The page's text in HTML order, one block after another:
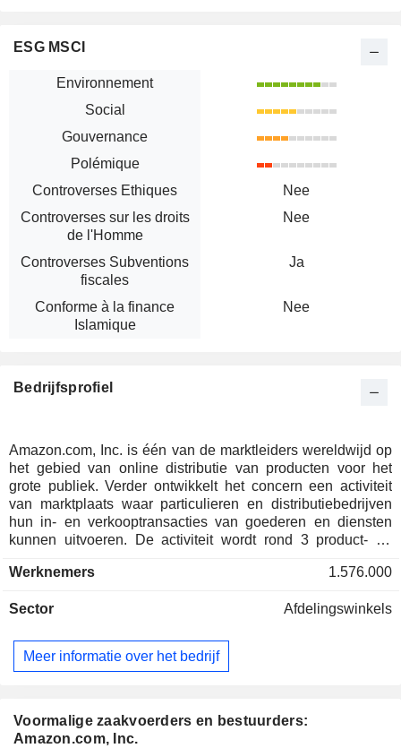
Voormalige zaakvoerders en bestuurders:
Amazon.com, Inc.
ESG MSCI
Environnement
Social
Gouvernance
Polémique
Controverses Ethiques
Nee
Controverses sur les droits
de l'Homme
Nee
Controverses Subventions
fiscales
Ja
Conforme à la finance
Islamique
Nee
Bedrijfsprofiel
Amazon.com, Inc. is één van de marktleiders wereldwijd op
het gebied van online distributie van producten voor het
grote publiek. Verder ontwikkelt het concern een activiteit
van marktplaats waar particulieren en distributiebedrijven
hun in- en verkooptransacties van goederen en diensten
kunnen uitvoeren. De activiteit wordt rond 3 product- en
computerproducten: spelletjes, fototoestellen, pc's, laptops
draadloze communicatieproducten, enz. Verder biedt
schoonheidsproducten, enz.; - culturele producten: boeken,
muziekartikelen, videospelletjes en dvd's; - overige: met
inkomstenbron wordt uitgesplitst tussen de verkoop van
diensten (58,7%) en producten (41,3%). De geografische
Werknemers 1.576.000
Sector Afdelingswinkels
Meer informatie over het bedrijf